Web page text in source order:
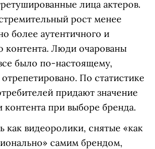
лица актеров.
рост менее
более аутентичного и
контента. Люди очарованы
было по-настоящему,
По статистике
придают значение
контента при выборе бренда.
как видеоролики, снятые «как
самим брендом,